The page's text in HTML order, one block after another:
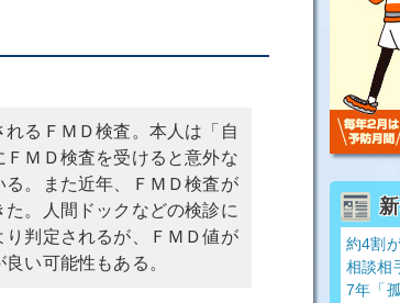
るＦＭＤ検査。本人は「自
ＭＤ検査を受けると意外な
。また近年、ＦＭＤ検査が
。人間ドックなどの検診に
判定されるが、ＦＭＤ値が
い可能性もある。
約4割
相談相
7年「